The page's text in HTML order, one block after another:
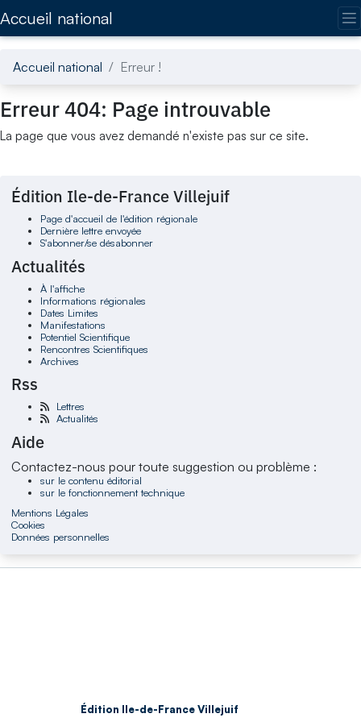
Accueil national
Accueil national Erreur !
Erreur 404: Page introuvable
La page que vous avez demandé n'existe pas sur ce site.
Édition Ile-de-France Villejuif
Page d'accueil de l'édition régionale
Dernière lettre envoyée
S'abonner/se désabonner
Actualités
À l'affiche
Informations régionales
Dates Limites
Manifestations
Potentiel Scientifique
Rencontres Scientifiques
Archives
Rss
Lettres
Actualités
Aide
Contactez-nous pour toute suggestion ou problème :
sur le contenu éditorial
sur le fonctionnement technique
Mentions Légales
Cookies
Données personnelles
Édition Ile-de-France Villejuif